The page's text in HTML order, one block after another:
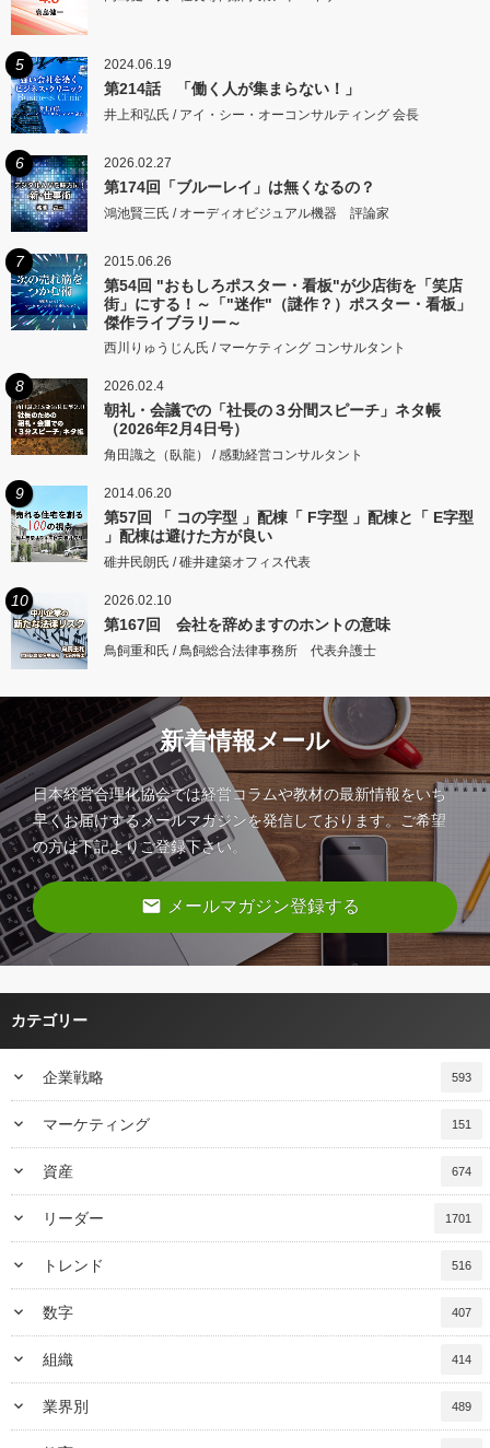
5 2024.06.19
第214話 「働く人が集まらない！」
井上和弘氏 / アイ・シー・オーコンサルティング 会長
6 2026.02.27
第174回「ブルーレイ」は無くなるの？
鴻池賢三氏 / オーディオビジュアル機器 評論家
7 2015.06.26
第54回 "おもしろポスター・看板"が少店街を「笑店
街」にする！～「"迷作"（謎作？）ポスター・看板」
傑作ライブラリー～
西川りゅうじん氏 / マーケティング コンサルタント
8 2026.02.4
朝礼・会議での「社長の３分間スピーチ」ネタ帳
（2026年2月4日号）
角田識之（臥龍） / 感動経営コンサルタント
9 2014.06.20
第57回 「 コの字型 」配棟「 F字型 」配棟と「 E字型
」配棟は避けた方が良い
碓井民朗氏 / 碓井建築オフィス代表
10 2026.02.10
第167回 会社を辞めますのホントの意味
鳥飼重和氏 / 鳥飼総合法律事務所 代表弁護士
新着情報メール
日本経営合理化協会では経営コラムや教材の最新情報をいち
早くお届けするメールマガジンを発信しております。ご希望
の方は下記よりご登録下さい。
email メールマガジン登録する
カテゴリー
keyboard_arrow_down 企業戦略 593
keyboard_arrow_down マーケティング 151
keyboard_arrow_down 資産 674
keyboard_arrow_down リーダー 1701
keyboard_arrow_down トレンド 516
keyboard_arrow_down 数字 407
keyboard_arrow_down 組織 414
keyboard_arrow_down 業界別 489